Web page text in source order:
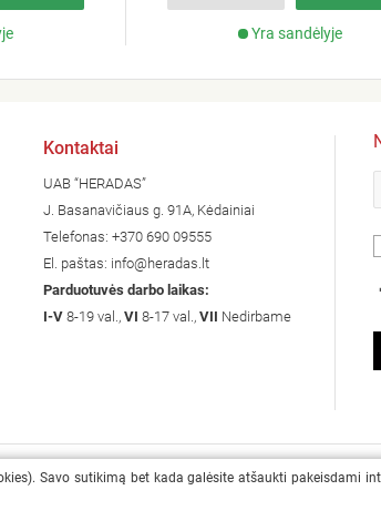
Yra sandėlyje
Kontaktai
UAB “HERADAS”
J. Basanavičiaus g. 91A, Kėdainiai
Telefonas:+370 690 09555
El. paštas: info@heradas.lt
Parduotuvės darbo laikas:
I-V 8-19 val.,VI 8-17 val.,VII Nedirbame
Savo sutikimą bet kada galėsite atšaukti pakeisdami